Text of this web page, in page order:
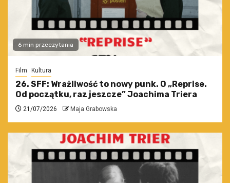
6 min przeczytania
Film Kultura
26. SFF: Wrażliwość to nowy punk. O „Reprise.
Od początku, raz jeszcze” Joachima Triera
21/07/2026 Maja Grabowska